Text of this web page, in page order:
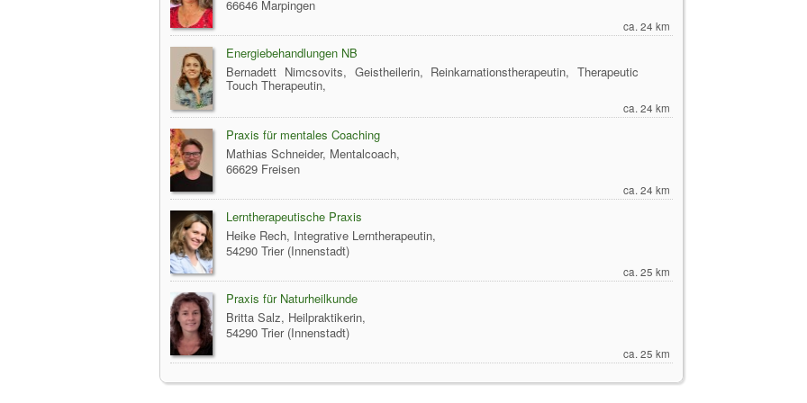
ca. 24 km
66646 Marpingen
ca. 24 km
Energiebehandlungen NB
Bernadett Nimcsovits, Geistheilerin, Reinkarnationstherapeutin, Therapeutic
Touch Therapeutin,
ca. 24 km
Praxis für mentales Coaching
Mathias Schneider, Mentalcoach,
66629 Freisen
ca. 25 km
Lerntherapeutische Praxis
Heike Rech, Integrative Lerntherapeutin,
54290 Trier (Innenstadt)
ca. 25 km
Praxis für Naturheilkunde
Britta Salz, Heilpraktikerin,
54290 Trier (Innenstadt)